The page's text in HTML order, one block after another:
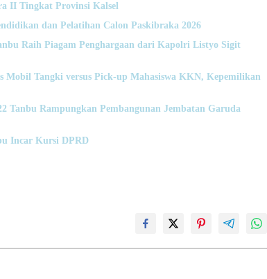
II Tingkat Provinsi Kalsel
dan Pelatihan Calon Paskibraka 2026
Raih Piagam Penghargaan dari Kapolri Listyo Sigit
Tangki versus Pick-up Mahasiswa KKN, Kepemilikan
Tanbu Rampungkan Pembangunan Jembatan Garuda
Incar Kursi DPRD